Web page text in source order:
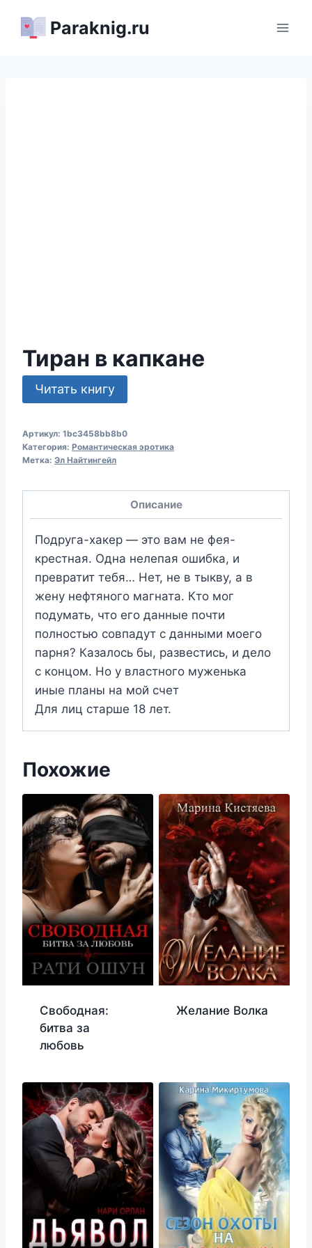
Paraknig.ru
Тиран в капкане
Читать книгу
Артикул: 1bc3458bb8b0
Категория: Романтическая эротика
Метка: Эл Найтингейл
Описание
Подруга-хакер — это вам не фея-
крестная. Одна нелепая ошибка, и
превратит тебя… Нет, не в тыкву, а в
жену нефтяного магната. Кто мог
подумать, что его данные почти
полностью совпадут с данными моего
парня? Казалось бы, развестись, и дело
с концом. Но у властного муженька
иные планы на мой счет
Для лиц старше 18 лет.
Похожие
Свободная:
битва за
любовь
Желание Волка